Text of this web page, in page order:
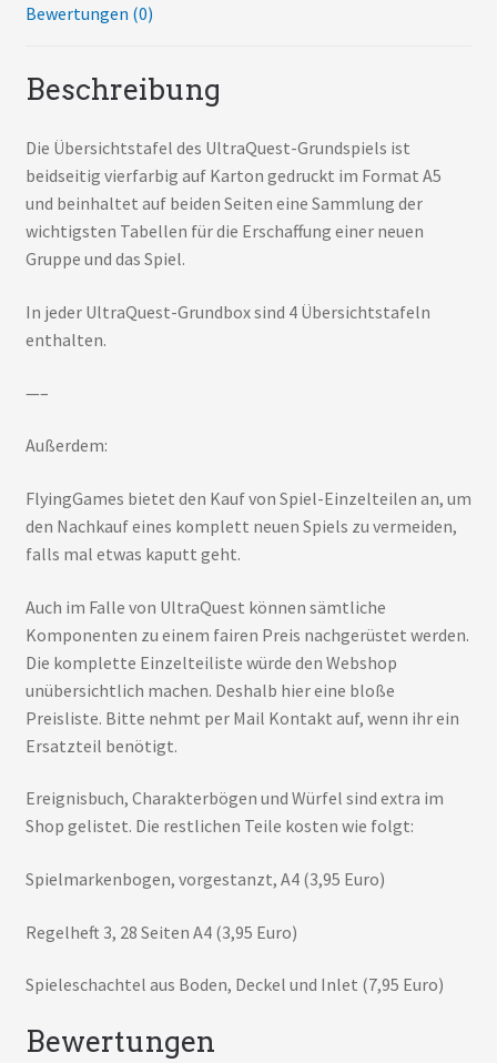
Bewertungen (0)
Beschreibung
Die Übersichtstafel des UltraQuest-Grundspiels ist
beidseitig vierfarbig auf Karton gedruckt im Format A5
und beinhaltet auf beiden Seiten eine Sammlung der
wichtigsten Tabellen für die Erschaffung einer neuen
Gruppe und das Spiel.
In jeder UltraQuest-Grundbox sind 4 Übersichtstafeln
enthalten.
—–
Außerdem:
FlyingGames bietet den Kauf von Spiel-Einzelteilen an, um
den Nachkauf eines komplett neuen Spiels zu vermeiden,
falls mal etwas kaputt geht.
Auch im Falle von UltraQuest können sämtliche
Komponenten zu einem fairen Preis nachgerüstet werden.
Die komplette Einzelteiliste würde den Webshop
unübersichtlich machen. Deshalb hier eine bloße
Preisliste. Bitte nehmt per Mail Kontakt auf, wenn ihr ein
Ersatzteil benötigt.
Ereignisbuch, Charakterbögen und Würfel sind extra im
Shop gelistet. Die restlichen Teile kosten wie folgt:
Spielmarkenbogen, vorgestanzt, A4 (3,95 Euro)
Regelheft 3, 28 Seiten A4 (3,95 Euro)
Spieleschachtel aus Boden, Deckel und Inlet (7,95 Euro)
Bewertungen